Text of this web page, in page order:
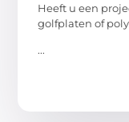
Heeft u een
golfplaten of
...